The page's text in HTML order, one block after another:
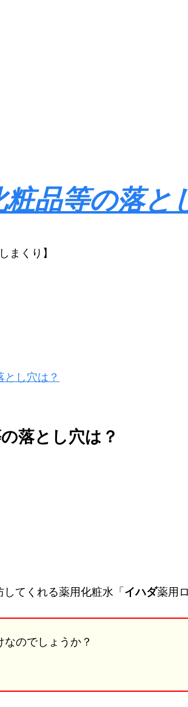
品等の落と
まくり】
し穴は？
落とし穴は？
てくれる薬用化粧水「 イハダ薬用
なのでしょうか？